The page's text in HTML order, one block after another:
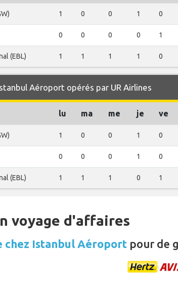
1 0 0 1 0
0 0 0 0 1
(EBL) 1 1 1 1 0
Aéroport opérés par UR Airlines
lu ma me je ve
1 0 0 1 0
0 0 0 1 0
(EBL) 1 1 1 0 1
voyage d'affaires
chez Istanbul Aéroport pour de